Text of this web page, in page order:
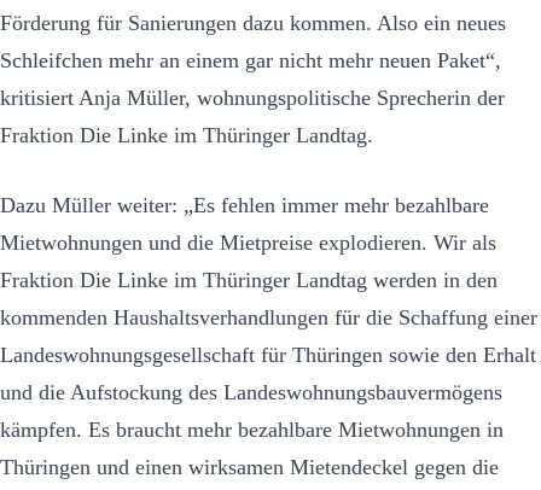
Förderung für Sanierungen dazu kommen. Also ein neues
Schleifchen mehr an einem gar nicht mehr neuen Paket“,
kritisiert Anja Müller, wohnungspolitische Sprecherin der
Fraktion Die Linke im Thüringer Landtag.
Dazu Müller weiter: „Es fehlen immer mehr bezahlbare
Mietwohnungen und die Mietpreise explodieren. Wir als
Fraktion Die Linke im Thüringer Landtag werden in den
kommenden Haushaltsverhandlungen für die Schaffung einer
Landeswohnungsgesellschaft für Thüringen sowie den Erhalt
und die Aufstockung des Landeswohnungsbauvermögens
kämpfen. Es braucht mehr bezahlbare Mietwohnungen in
Thüringen und einen wirksamen Mietendeckel gegen die